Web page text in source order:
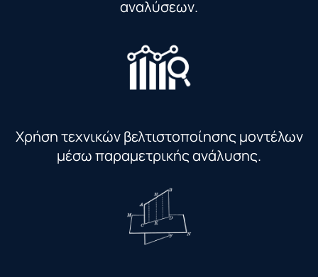
αναλύσεων.
Χρήση τεχνικών βελτιστοποίησης μοντέλων
μέσω παραμετρικής ανάλυσης.